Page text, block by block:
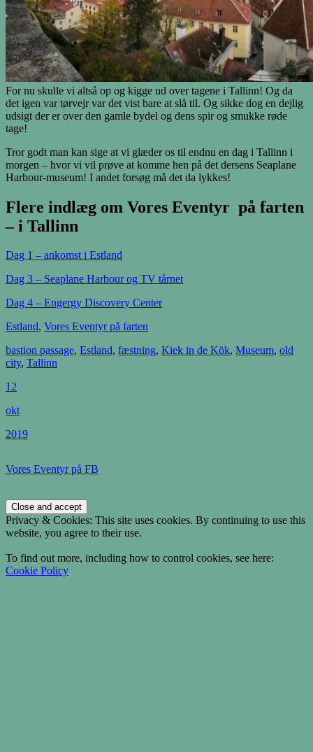
For nu skulle vi altså op og kigge ud over tagene i Tallinn! Og da
det igen var tørvejr var det vist bare at slå til. Og sikke dog en dejlig
udsigt der er over den gamle bydel og dens spir og smukke røde
tage!
Tror godt man kan sige at vi glæder os til endnu en dag i Tallinn i
morgen – hvor vi vil prøve at komme hen på det dersens Seaplane
Harbour-museum! I andet forsøg må det da lykkes!
Flere indlæg om Vores Eventyr på farten
– i Tallinn
Dag 1 – ankomst i Estland
Dag 3 – Seaplane Harbour og TV tårnet
Dag 4 – Engergy Discovery Center
Estland, Vores Eventyr på farten
bastion passage, Estland, fæstning, Kiek in de Kök, Museum, old
city, Tallinn
12
okt
2019
Vores Eventyr på FB
Privacy & Cookies: This site uses cookies. By continuing to use this
website, you agree to their use.
To find out more, including how to control cookies, see here:
Cookie Policy